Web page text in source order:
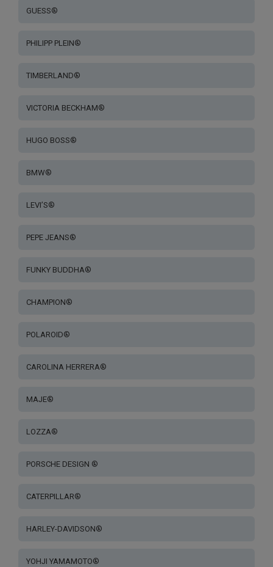
GUESS®
PHILIPP PLEIN®
TIMBERLAND®
VICTORIA BECKHAM®
HUGO BOSS®
BMW®
LEVI’S®
PEPE JEANS®
FUNKY BUDDHA®
CHAMPION®
POLAROID®
CAROLINA HERRERA®
MAJE®
LOZZA®
PORSCHE DESIGN ®
CATERPILLAR®
HARLEY-DAVIDSON®
YOHJI YAMAMOTO®